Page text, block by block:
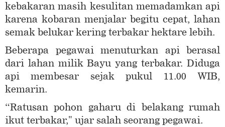
kebakaran masih kesulitan memadamkan api
karena kobaran menjalar begitu cepat, lahan
semak belukar kering terbakar hektare lebih.
Beberapa pegawai menuturkan api berasal
dari lahan milik Bayu yang terbakar. Diduga
api membesar sejak pukul 11.00 WIB,
kemarin.
“Ratusan pohon gaharu di belakang rumah
ikut terbakar," ujar salah seorang pegawai.